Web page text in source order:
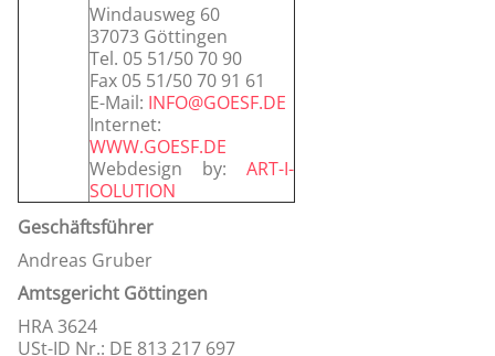
Windausweg 60
37073 Göttingen
Tel. 05 51/50 70 90
Fax 05 51/50 70 91 61
E-Mail: INFO@GOESF.DE
Internet:
WWW.GOESF.DE
Webdesign by: ART-I-
SOLUTION
Geschäftsführer
Andreas Gruber
Amtsgericht Göttingen
HRA 3624
USt-ID Nr.: DE 813 217 697